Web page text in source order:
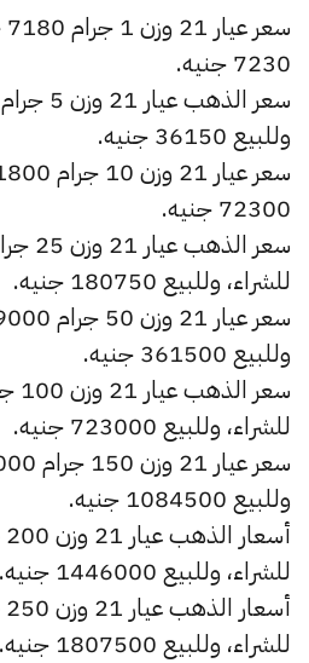
7230 جنيه.
وللبيع 36150 جنيه.
72300 جنيه.
للشراء، وللبيع 180750 جنيه.
وللبيع 361500 جنيه.
للشراء، وللبيع 723000 جنيه.
وللبيع 1084500 جنيه.
للشراء، وللبيع 1446000 جنيه.
للشراء، وللبيع 1807500 جنيه.